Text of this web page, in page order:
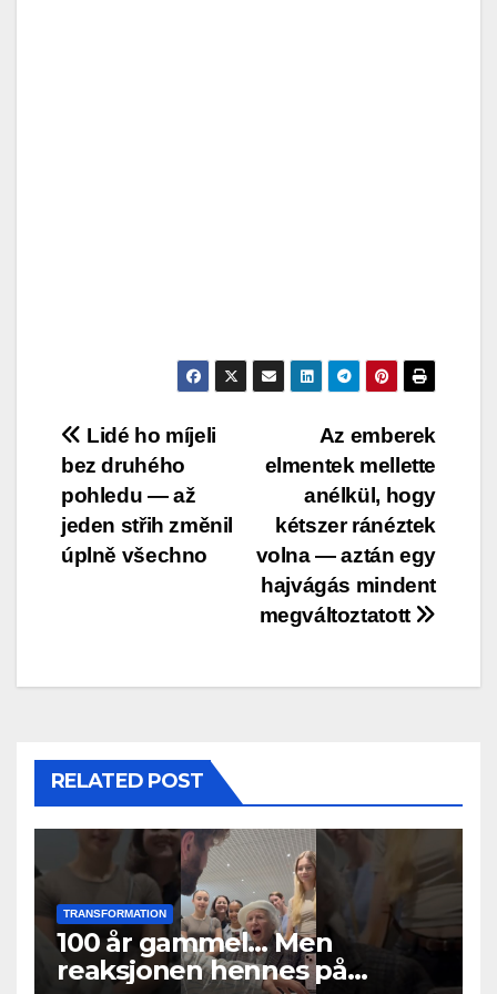
Post
navigation
Az emberek
elmentek mellette
anélkül, hogy
kétszer ránéztek
volna — aztán egy
hajvágás mindent
megváltoztatott
Lidé ho míjeli
bez druhého
pohledu — až
jeden střih změnil
úplně všechno
RELATED POST
TRANSFORMATION
100 år gammel… Men
reaksjonen hennes på